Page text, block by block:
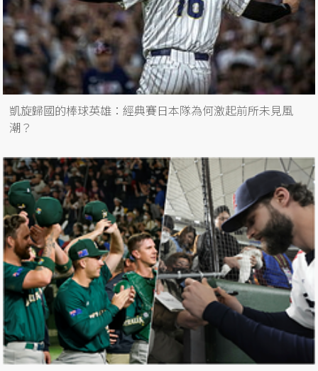
凱旋歸國的棒球英雄：經典賽日本隊為何激起前所未見風
潮？